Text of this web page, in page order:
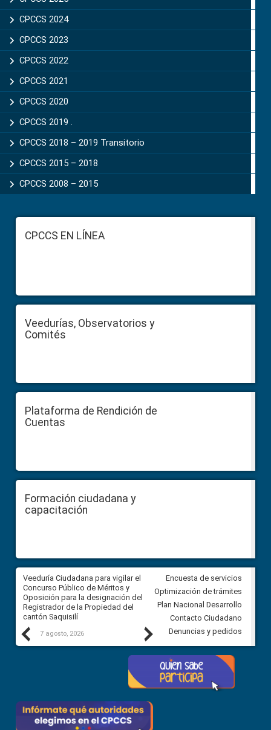
CPCCS 2024
CPCCS 2023
CPCCS 2022
CPCCS 2021
CPCCS 2020
CPCCS 2019 .
CPCCS 2018 – 2019 Transitorio
CPCCS 2015 – 2018
CPCCS 2008 – 2015
FooterCPCCS EN LÍNEA
Veedurías, Observatorios y
Comités
Plataforma de Rendición de
Cuentas
Formación ciudadana y
capacitación
Previous
Veeduría Ciudadana para vigilar el
Concurso Público de Méritos y
Oposición para la designación del
Registrador de la Propiedad del
cantón Saquisilí
7 agosto, 2026
Veeduría Ciudadana para
construcción del asfaltado de
diferentes barrios del sector
Ballenita del cantón Santa
7 agosto, 2026
Next
Encuesta de servicios
Optimización de trámites
Plan Nacional Desarrollo
Contacto Ciudadano
Denuncias y pedidos